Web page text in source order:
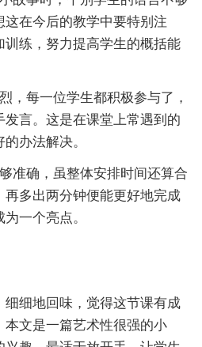
在今后的教学中要特别注
练，努力提高学生的概括能
，每一位学生都积极参与了，
言。这是在课堂上常遇到的
办法解决。
准确，虽整体安排时间还算合
多出两分钟便能更好地完成
一个亮点。
细细地回味，觉得这节课有成
文是一篇艺术性很强的小